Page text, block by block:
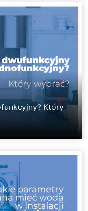
Który